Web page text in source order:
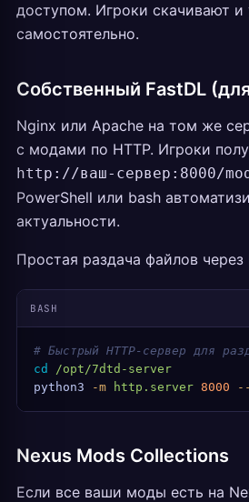
доступом. Игроки скачивают и
самостоятельно.
Собственный FastDL
Nginx или Apache на том же
с модами по HTTP. Игроки
http://ваш-сервер:8000/
PowerShell или bash
актуальности.
Простая раздача файлов через
BASH
# Быстрый HTTP-сервер для
cd
/opt/7dtd-server
python3 -m http.server 8000
Nexus Mods Collections
Если все ваши моды есть на